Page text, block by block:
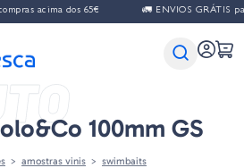
acima dos 65€ 🚛 ENVIOS GRÁTIS
100mm GS
amostras vinis swimbaits